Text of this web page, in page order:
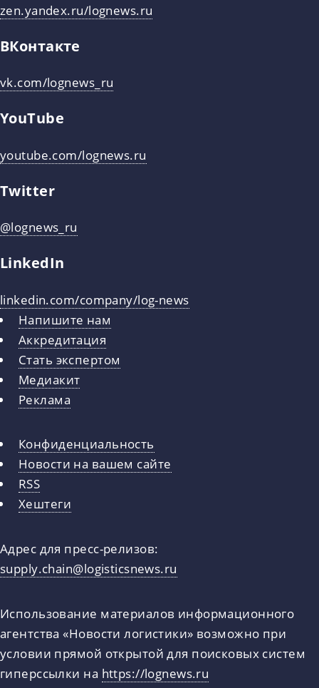
zen.yandex.ru/lognews.ru
ВКонтакте
vk.com/lognews_ru
YouTube
youtube.com/lognews.ru
Twitter
@lognews_ru
LinkedIn
linkedin.com/company/log-news
Напишите нам
Аккредитация
Стать экспертом
Медиакит
Реклама
Конфиденциальность
Новости на вашем сайте
RSS
Хештеги
Адрес для пресс-релизов:
supply.chain@logisticsnews.ru
Использование материалов информационного
агентства «Новости логистики» возможно при
условии прямой открытой для поисковых систем
гиперссылки на https://lognews.ru